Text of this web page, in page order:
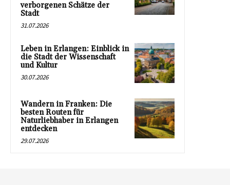
verborgenen Schätze der
Stadt
31.07.2026
Leben in Erlangen: Einblick in
die Stadt der Wissenschaft
und Kultur
30.07.2026
Wandern in Franken: Die
besten Routen für
Naturliebhaber in Erlangen
entdecken
29.07.2026